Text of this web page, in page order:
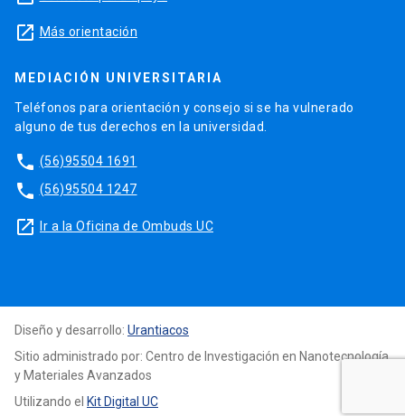
launch Más orientación
MEDIACIÓN UNIVERSITARIA
Teléfonos para orientación y consejo si se ha vulnerado
alguno de tus derechos en la universidad.
phone (56)95504 1691
phone (56)95504 1247
launch Ir a la Oficina de Ombuds UC
Diseño y desarrollo: Urantiacos
Sitio administrado por: Centro de Investigación en Nanotecnología
y Materiales Avanzados
Utilizando el Kit Digital UC